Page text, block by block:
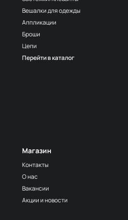
МП-50-F163/1
МП-50-161/2
МП-50-F167
МП-50-119
Вешалки для одежды
Аппликации
Броши
Цепи
Перейти в каталог
Магазин
Контакты
О нас
Вакансии
Акции и новости